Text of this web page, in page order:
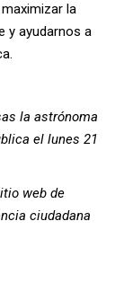
la
y ayudarnos a
la astrónoma
el lunes 21
web de
ciudadana